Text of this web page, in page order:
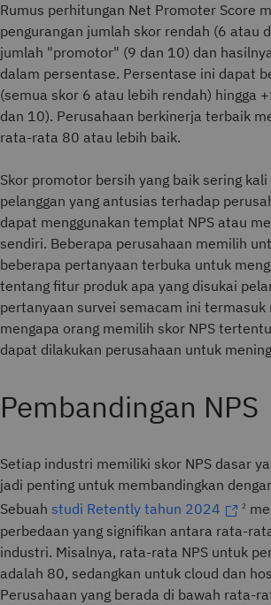
Rumus perhitungan Net Promoter Score
pengurangan jumlah skor rendah (6 atau
jumlah "promotor" (9 dan 10) dan
dalam persentase. Persentase ini dapat
(semua skor 6 atau lebih rendah) hingga
dan 10). Perusahaan berkinerja terbaik
rata-rata 80 atau lebih baik.
Skor promotor bersih yang baik sering
pelanggan yang antusias terhadap
dapat menggunakan templat NPS atau
sendiri. Beberapa perusahaan memilih
beberapa pertanyaan terbuka untuk
tentang fitur produk apa yang disukai
pertanyaan survei semacam ini termasuk
mengapa orang memilih skor NPS
dapat dilakukan perusahaan untuk
Pembandingan NPS
Setiap industri memiliki skor NPS dasar
jadi penting untuk membandingkan
Sebuah studi Retently tahun 2024 2
perbedaan yang signifikan antara rata-
industri. Misalnya, rata-rata NPS untuk
adalah 80, sedangkan untuk cloud dan
Perusahaan yang berada di bawah rata-